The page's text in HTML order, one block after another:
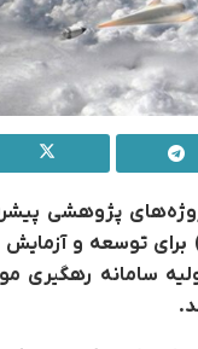
پژوهشی
برای توسعه و آزمایش
سامانه رهگیری